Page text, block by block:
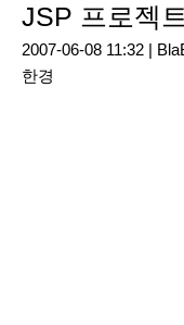
JSP 프로젝
2007-06-08 11:32 |
한경